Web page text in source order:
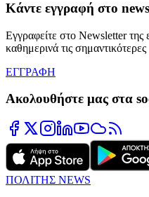
Κάντε εγγραφή στο
Εγγραφείτε στο Newsletter της
καθημερινά τις
ΕΓΓΡΑΦΗ
Ακολουθήστε μας στα
ΠΟΛΙΤΗΣ NEWS